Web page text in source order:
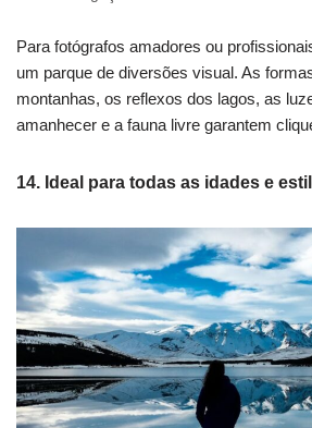
Para fotógrafos amadores ou
um parque de diversões visual. As
montanhas, os reflexos dos lagos, as
amanhecer e a fauna livre garantem
14. Ideal para todas as idades e